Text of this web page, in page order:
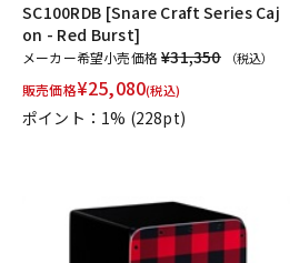
SC100RDB [Snare Craft Series Caj
on - Red Burst]
メーカー希望小売価格¥31,350 （税込）
販売価格¥25,080(税込)
ポイント：1% (228pt)